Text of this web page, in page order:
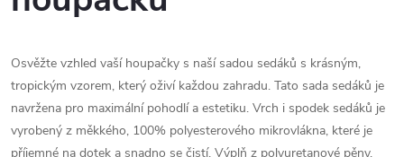
Osvěžte vzhled vaší houpačky s naší sadou sedáků s krásným,
tropickým vzorem, který oživí každou zahradu. Tato sada sedáků je
navržena pro maximální pohodlí a estetiku. Vrch i spodek sedáků je
vyrobený z měkkého, 100% polyesterového mikrovlákna, které je
příjemné na dotek a snadno se čistí. Výplň z polyuretanové pěny,